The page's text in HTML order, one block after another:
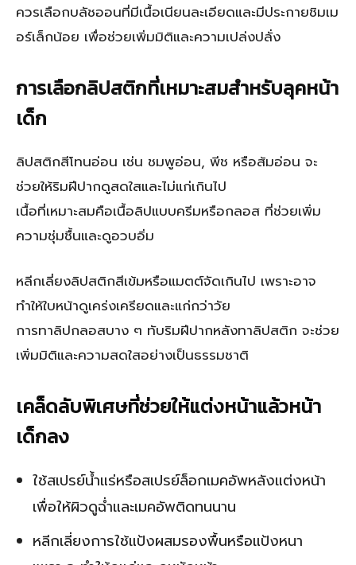
ควรเลือกบลัชออนที่มีเนื้อเนียนละเอียดและมีประกายชิมเม
อร์เล็กน้อย เพื่อช่วยเพิ่มมิติและความเปล่งปลั่ง
การเลือกลิปสติกที่เหมาะสมสำหรับลุคหน้า
เด็ก
ลิปสติกสีโทนอ่อน เช่น ชมพูอ่อน, พีช หรือส้มอ่อน จะ
ช่วยให้ริมฝีปากดูสดใสและไม่แก่เกินไป
เนื้อที่เหมาะสมคือเนื้อลิปแบบครีมหรือกลอส ที่ช่วยเพิ่ม
ความชุ่มชื้นและดูอวบอิ่ม
หลีกเลี่ยงลิปสติกสีเข้มหรือแมตต์จัดเกินไป เพราะอาจ
ทำให้ใบหน้าดูเคร่งเครียดและแก่กว่าวัย
การทาลิปกลอสบาง ๆ ทับริมฝีปากหลังทาลิปสติก จะช่วย
เพิ่มมิติและความสดใสอย่างเป็นธรรมชาติ
เคล็ดลับพิเศษที่ช่วยให้แต่งหน้าแล้วหน้า
เด็กลง
ใช้สเปรย์น้ำแร่หรือสเปรย์ล็อกเมคอัพหลังแต่งหน้า
เพื่อให้ผิวดูฉ่ำและเมคอัพติดทนนาน
หลีกเลี่ยงการใช้แป้งผสมรองพื้นหรือแป้งหนา